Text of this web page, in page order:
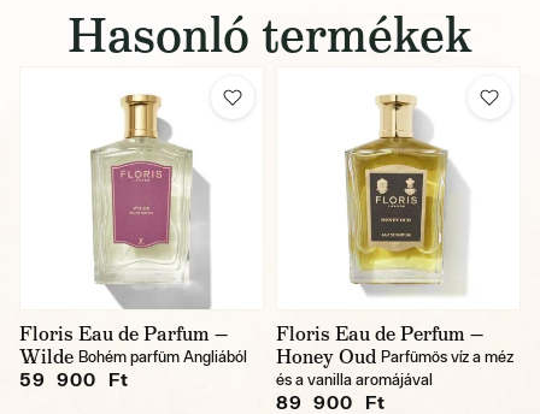
Hasonló termékek
Floris Eau de Parfum —
Wilde Bohém parfüm Angliából
59 900 Ft
Floris Eau de Perfum —
Honey Oud Parfümös víz a méz
és a vanilla aromájával
89 900 Ft